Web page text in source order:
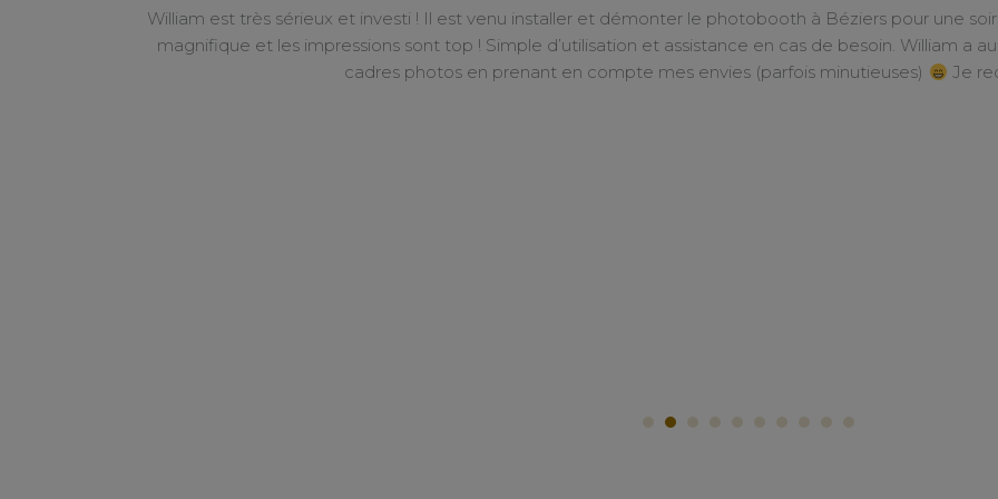
La prestation a été réalisée par Valentin et je ne peux que
Il nous a ambiancé jusqu’au bout de la nuit, la piste de danse était toujours pleine, il est très réactif sur
cocktail et la soirée) tout en étant discret.